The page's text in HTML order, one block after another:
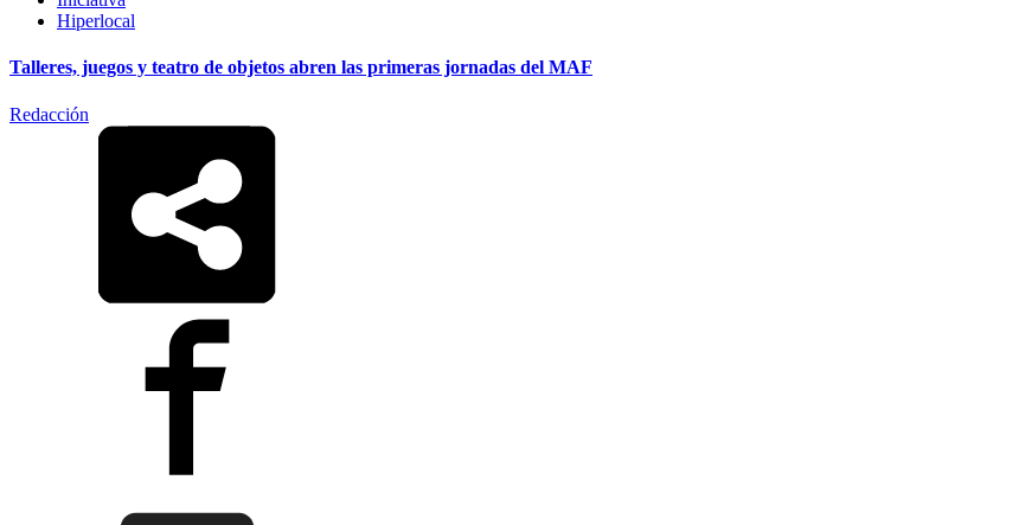
Hiperlocal
Talleres, juegos y teatro de objetos abren las primeras jornadas del MAF
Redacción